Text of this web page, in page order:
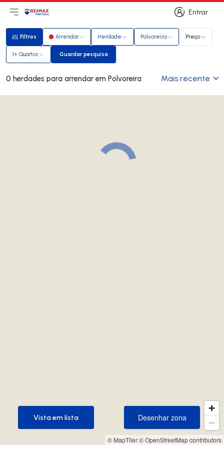
Entrar
Entrar
Abri menu principal
LogoIr para página inicial
Filtros
Filtros Arrendar Herdade Polvoreira Preço
1+ Quartos Guardar pesquisa
Guardar pesquisa
0 herdades para arrendar em Polvoreira Mais recente
© MapTiler© OpenStreetMap contributors
Desenhar zona
Desenhar zona
Vista em lista
Vista em lista